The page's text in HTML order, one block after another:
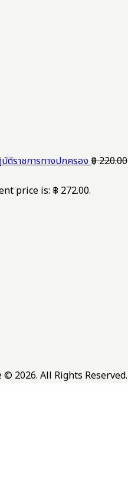
ติราชการทางปกครอง฿220.00
price is: ฿ 272.00.
2026. All Rights Reserved.